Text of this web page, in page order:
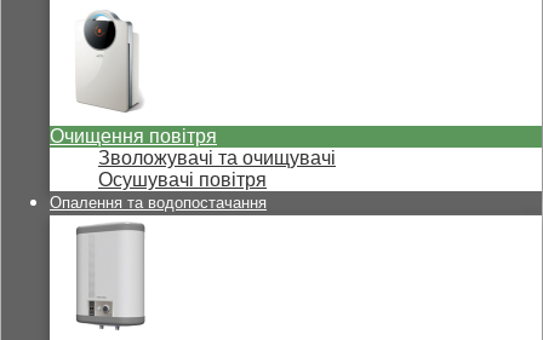
Очищення повітря
Зволожувачі та очищувачі
Осушувачі повітря
Опалення та водопостачання